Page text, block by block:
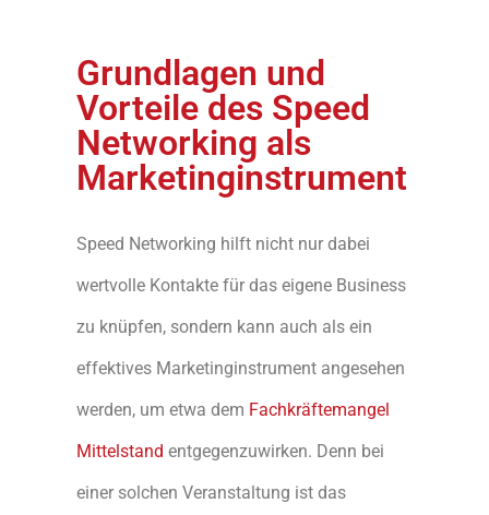
Grundlagen und
Vorteile des Speed
Networking als
Marketinginstrument
Speed Networking hilft nicht nur dabei
wertvolle Kontakte für das eigene Business
zu knüpfen, sondern kann auch als ein
effektives Marketinginstrument angesehen
werden, um etwa dem Fachkräftemangel
Mittelstand entgegenzuwirken. Denn bei
einer solchen Veranstaltung ist das